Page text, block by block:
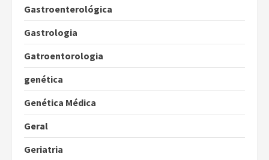
Gastroenterológica
Gastrologia
Gatroentorologia
genética
Genética Médica
Geral
Geriatria